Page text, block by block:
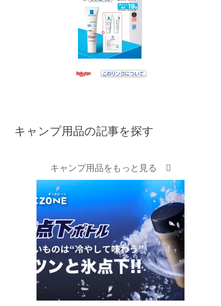
キャンプ用品の記事を探す
キャンプ用品をもっと見る